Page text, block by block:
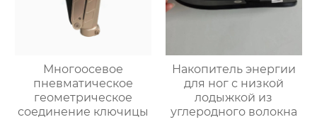
Многоосевое
пневматическое
геометрическое
соединение ключицы
Накопитель энергии
для ног с низкой
лодыжкой из
углеродного волокна